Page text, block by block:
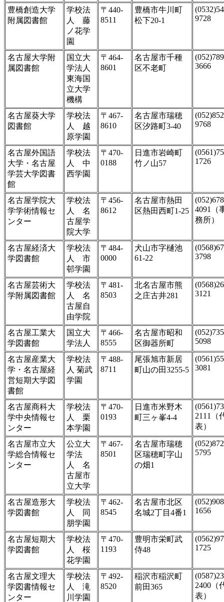
豊橋創造大学
附属図書館
学校法
人 藤
ノ花学
園
〒440-
8511
豊橋市牛川町
松下20-1
9728
名古屋大学附
属図書館
国立大
学法人
東海国
立大学
機構
〒464-
8601
名古屋市千種
区不老町
3666
名古屋葵大学
図書館
学校法
人 越
原学園
〒467-
8610
名古屋市瑞穂
区汐路町3-40
9768
名古屋外国語
大学・名古屋
学芸大学図書
館
学校法
人 中
西学園
〒470-
0188
日進市岩崎町
竹ノ山57
1726
名古屋学院大
学学術情報セ
ンター
学校法
人 名
古屋学
院大学
〒456-
8612
名古屋市熱田
区熱田西町1-25
4091（
務所）
名古屋経済大
学図書館
学校法
人 市
邨学園
〒484-
0000
犬山市字樋池
61-22
3798
名古屋芸術大
学附属図書館
学校法
人 名
古屋自
由学院
〒481-
8503
北名古屋市熊
之庄古井281
3121
名古屋工業大
学図書館
国立大
学法人
〒466-
8555
名古屋市昭和
区御器所町
5098
名古屋産業大
学・名古屋経
営短期大学図
書館
学校法
人 菊武
学園
〒488-
8711
尾張旭市新居
町山の田3255-5
3081
名古屋商科大
学中央情報セ
ンター
学校法
人 栗
本学園
〒470-
0193
日進市米野木
町三ヶ峯4-4
2111（
表）
名古屋市立大
学総合情報セ
ンター
公立大
学法
人 名
古屋市
立大学
〒467-
8501
名古屋市瑞穂
区瑞穂町字山
の畑1
5795
名古屋造形大
学図書館
学校法
人 同
朋学園
〒462-
8545
名古屋市北区
名城2丁目4番1
1656
名古屋短期大
学図書館
学校法
人 桜
花学園
〒470-
1193
豊明市栄町武
侍48
1725
名古屋文理大
学図書情報セ
ンター
学校法
人 滝
川学園
〒492-
8520
稲沢市稲沢町
前田365
2400（
表）